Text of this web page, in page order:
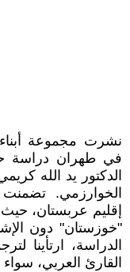
نشرت مجموعة
في طهران دراسة
الدكتور يد الله
الخوارزمي. تضمنت
إقليم عربستان،
"خوزستان" دون
الدراسة، ارتأينا
القارئ العربي،